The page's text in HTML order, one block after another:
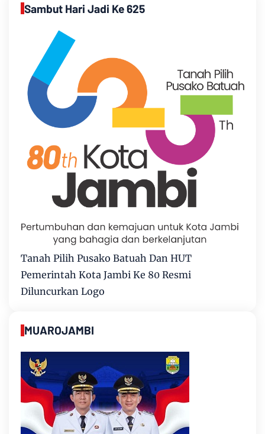
Sambut Hari Jadi Ke 625
Tanah Pilih Pusako Batuah Dan HUT
Pemerintah Kota Jambi Ke 80 Resmi
Diluncurkan Logo
MUAROJAMBI